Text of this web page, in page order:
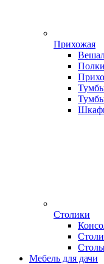
Прихожая
Полки
Столики
Мебель для дачи